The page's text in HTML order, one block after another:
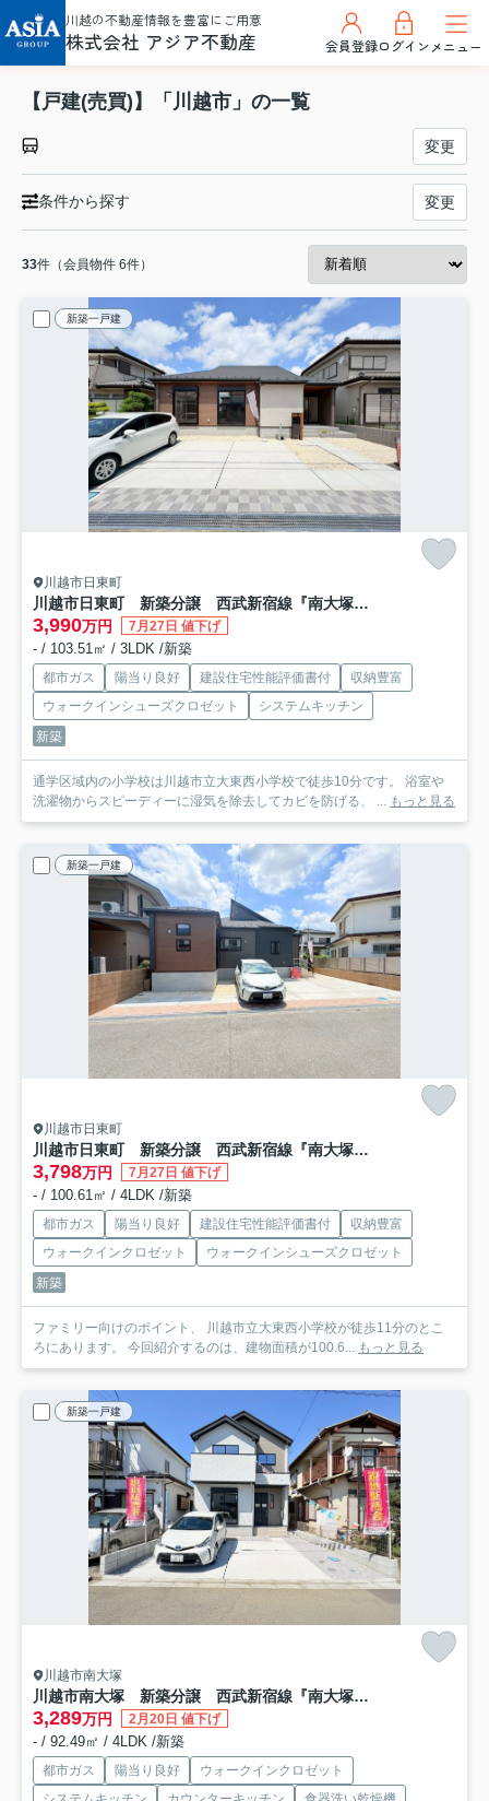
川越の不動産情報を豊富にご用意
株式会社 アジア不動産 会員登録ログインメニュー
【戸建(売買)】「川越市」の一覧
変更
条件から探す 変更
33件（会員物件 6件）
新築一戸建
川越市日東町
川越市日東町 新築分譲 西武新宿線『南大塚駅』徒歩29分 【大東西小学区】
3,990万円 7月27日 値下げ
- / 103.51㎡ / 3LDK /新築
都市ガス 陽当り良好 建設住宅性能評価書付
収納豊富
ウォークインシューズクロゼット
システムキッチン
新築
通学区域内の小学校は川越市立大東西小学校で徒歩10分です。 浴室や
洗濯物からスピーディーに湿気を除去してカビを防げる、 ...
もっと見る
新築一戸建
川越市日東町
川越市日東町 新築分譲 西武新宿線『南大塚駅』徒歩29分 【大東西小学区】
3,798万円 7月27日 値下げ
- / 100.61㎡ / 4LDK /新築
都市ガス 陽当り良好 建設住宅性能評価書付
収納豊富
ウォークインクロゼット
ウォークインシューズクロゼット
新築
ファミリー向けのポイント、 川越市立大東西小学校が徒歩11分のとこ
ろにあります。 今回紹介するのは、建物面積が100.6...
もっと見る
新築一戸建
川越市南大塚
川越市南大塚 新築分譲 西武新宿線『南大塚駅』徒歩13分 【武蔵野小学区】
3,289万円 2月20日 値下げ
- / 92.49㎡ / 4LDK /新築
都市ガス 陽当り良好
ウォークインクロゼット